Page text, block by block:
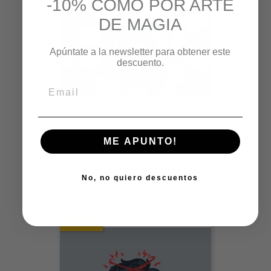
The Revelation Box By TCC...
Precio
66,00 €
-10% COMO POR ARTE
DE MAGIA
Apúntate a la newsletter para obtener este
descuento.
ME APUNTO!
No, no quiero descuentos